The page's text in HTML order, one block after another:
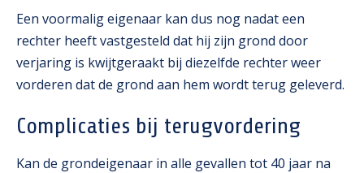
Een voormalig eigenaar kan dus nog nadat een
rechter heeft vastgesteld dat hij zijn grond door
verjaring is kwijtgeraakt bij diezelfde rechter weer
vorderen dat de grond aan hem wordt terug geleverd.
Complicaties bij terugvordering
Kan de grondeigenaar in alle gevallen tot 40 jaar na